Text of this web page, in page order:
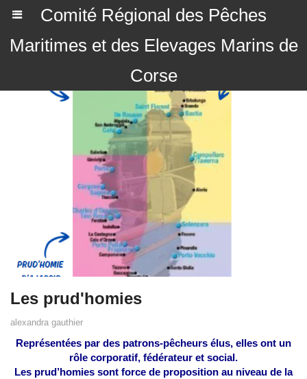
Comité Régional des Pêches
Maritimes et des Elevages Marins de
Corse
Les prud'homies
alexandra gauthier
Représentées par des patrons-pêcheurs élus, elles ont un
rôle corporatif, fédérateur et social.
Les prud’homies sont force de proposition au niveau de la